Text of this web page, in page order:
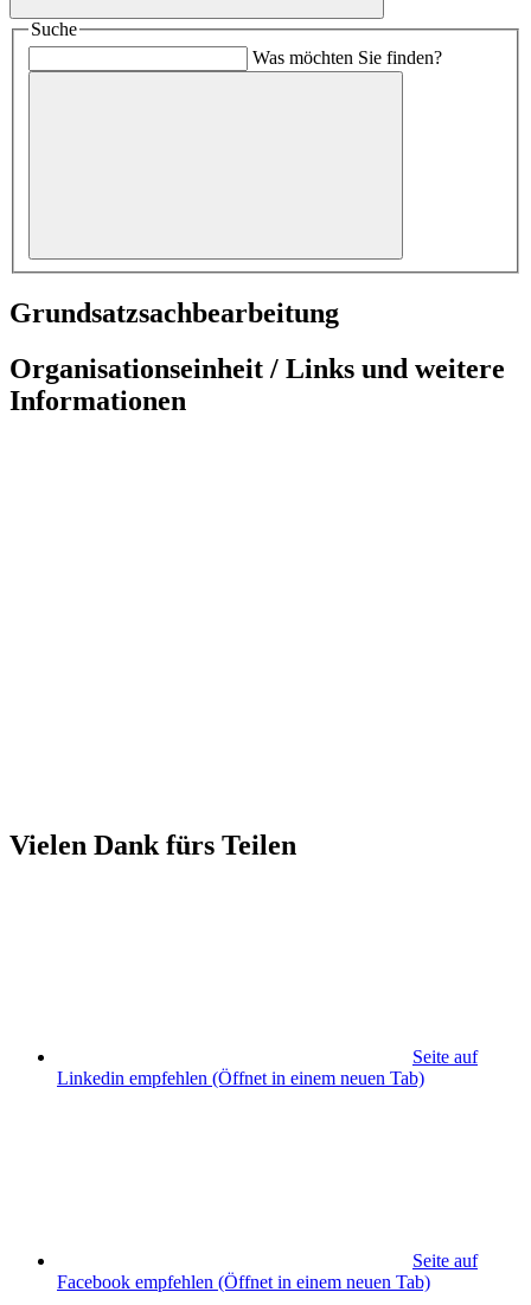
Suche
Was möchten Sie finden?
Grundsatzsachbearbeitung
Organisationseinheit / Links und weitere
Informationen
Vielen Dank fürs Teilen
Seite auf
Linkedin empfehlen (Öffnet in einem neuen Tab)
Seite auf
Facebook empfehlen (Öffnet in einem neuen Tab)